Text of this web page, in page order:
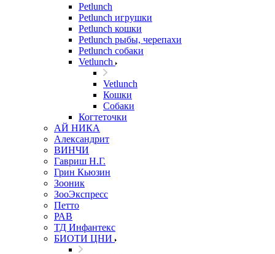
Petlunch
Petlunch игрушки
Petlunch кошки
Petlunch рыбы, черепахи
Petlunch собаки
Vetlunch
Vetlunch
Кошки
Собаки
Когтеточки
АЙ НИКА
Александрит
ВИНЧИ
Гавриш Н.Г.
Грин Кьюзин
Зооник
ЗооЭкспресс
Петто
РАВ
ТД Инфантекс
БИОТИ ЦНИ